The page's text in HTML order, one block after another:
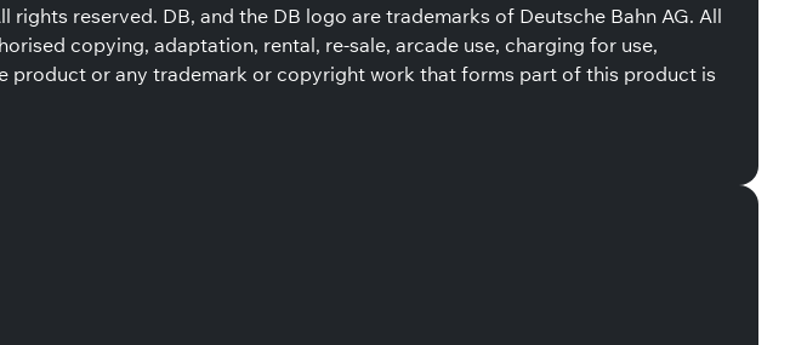
reserved. DB, and the DB logo are trademarks of Deutsche Bahn AG. All
copying, adaptation, rental, re-sale, arcade use, charging for use,
or any trademark or copyright work that forms part of this product is